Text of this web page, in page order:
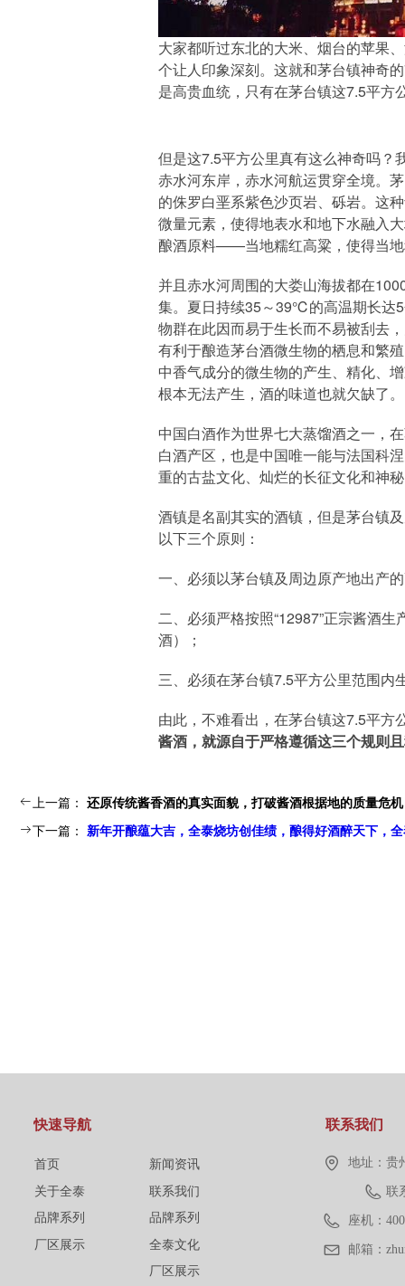
大家都听过东北的大米、烟台的苹果
个让人印象深刻。这就和茅台镇神奇
是高贵血统，只有在茅台镇这7.5平方
但是这7.5平方公里真有这么神奇吗？
赤水河东岸，赤水河航运贯穿全境。
的侏罗白垩系紫色沙页岩、砾岩。这
微量元素，使得地表水和地下水融入
酿酒原料——当地糯红高粱，使得当
并且赤水河周围的大娄山海拔都在
集。夏日持续35～39℃的高温期长达
物群在此因而易于生长而不易被刮去
有利于酿造茅台酒微生物的栖息和繁
中香气成分的微生物的产生、精化、
根本无法产生，酒的味道也就欠缺了。
中国白酒作为世界七大蒸馏酒之一，
白酒产区，也是中国唯一能与法国科
重的古盐文化、灿烂的长征文化和神
酒镇是名副其实的酒镇，但是茅台镇
以下三个原则：
一、必须以茅台镇及周边原产地出产
二、必须严格按照“12987”正宗酱酒
酒）；
三、必须在茅台镇7.5平方公里范围内
由此，不难看出，在茅台镇这7.5平方
酱酒，就源自于严格遵循这三个规则
ꂃ上一篇： 还原传统酱香酒的真实面貌，打破酱酒根据地的质量危机
ꁹ下一篇： 新年开酿蕴大吉，全泰烧坊创佳绩，酿得好酒醉天下，
快速导航
新闻资讯
联系我们
品牌系列
全泰文化
厂区展示
首页
关于全泰
品牌系列
厂区展示
联系我们
地址： 贵
联
座机：
邮箱：